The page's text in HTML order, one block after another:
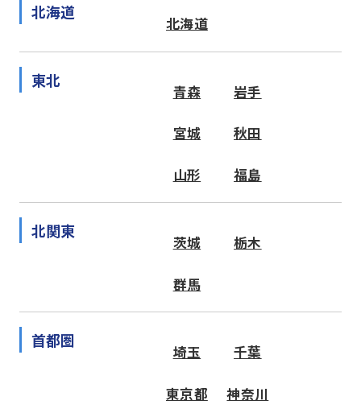
北海道
北海道
東北
青森 岩手
宮城 秋田
山形 福島
北関東
茨城 栃木
群馬
首都圏
埼玉 千葉
東京都 神奈川